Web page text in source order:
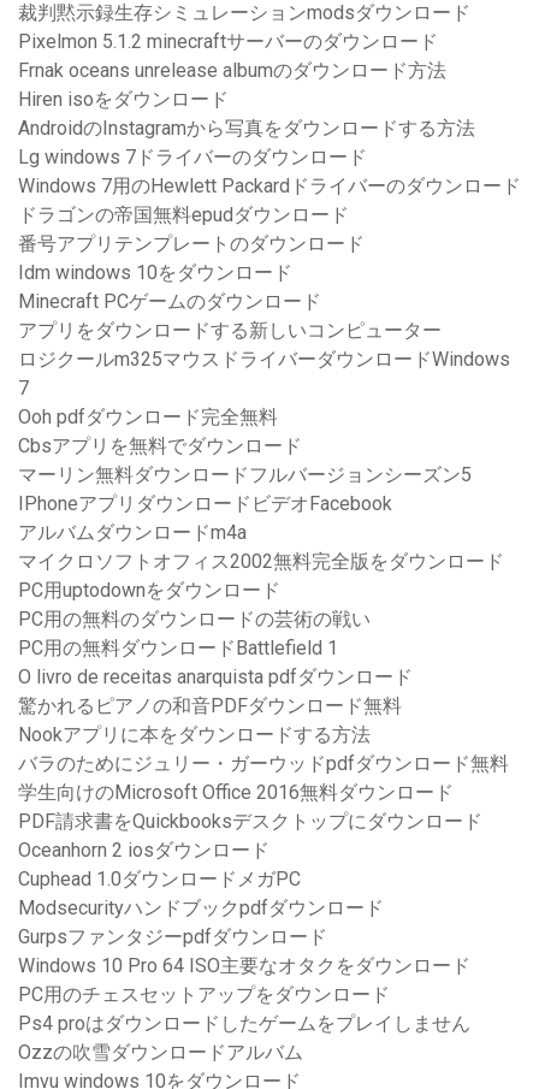
裁判黙示録生存シミュレーションmodsダウンロード
Pixelmon 5.1.2 minecraftサーバーのダウンロード
Frnak oceans unrelease albumのダウンロード方法
Hiren isoをダウンロード
AndroidのInstagramから写真をダウンロードする方法
Lg windows 7ドライバーのダウンロード
Windows 7用のHewlett Packardドライバーのダウンロード
ドラゴンの帝国無料epudダウンロード
番号アプリテンプレートのダウンロード
Idm windows 10をダウンロード
Minecraft PCゲームのダウンロード
アプリをダウンロードする新しいコンピューター
ロジクールm325マウスドライバーダウンロードWindows
7
Ooh pdfダウンロード完全無料
Cbsアプリを無料でダウンロード
マーリン無料ダウンロードフルバージョンシーズン5
IPhoneアプリダウンロードビデオFacebook
アルバムダウンロードm4a
マイクロソフトオフィス2002無料完全版をダウンロード
PC用uptodownをダウンロード
PC用の無料のダウンロードの芸術の戦い
PC用の無料ダウンロードBattlefield 1
O livro de receitas anarquista pdfダウンロード
驚かれるピアノの和音PDFダウンロード無料
Nookアプリに本をダウンロードする方法
バラのためにジュリー・ガーウッドpdfダウンロード無料
学生向けのMicrosoft Office 2016無料ダウンロード
PDF請求書をQuickbooksデスクトップにダウンロード
Oceanhorn 2 iosダウンロード
Cuphead 1.0ダウンロードメガPC
Modsecurityハンドブックpdfダウンロード
Gurpsファンタジーpdfダウンロード
Windows 10 Pro 64 ISO主要なオタクをダウンロード
PC用のチェスセットアップをダウンロード
Ps4 proはダウンロードしたゲームをプレイしません
Ozzの吹雪ダウンロードアルバム
Imvu windows 10をダウンロード